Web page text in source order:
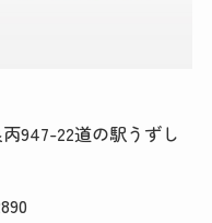
947-22道の駅うずし